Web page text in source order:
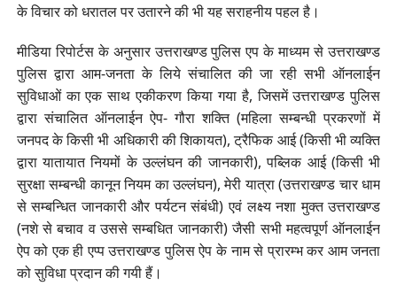
के विचार को धरातल पर उतारने की भी यह सराहनीय पहल है।
मीडिया रिपोर्टस के अनुसार उत्तराखण्ड पुलिस एप के माध्यम से उत्तराखण्ड
पुलिस द्वारा आम-जनता के लिये संचालित की जा रही सभी ऑनलाईन
सुविधाओं का एक साथ एकीकरण किया गया है, जिसमें उत्तराखण्ड पुलिस
द्वारा संचालित ऑनलाईन ऐप- गौरा शक्ति (महिला सम्बन्धी प्रकरणों में
जनपद के किसी भी अधिकारी की शिकायत), ट्रैफिक आई (किसी भी व्यक्ति
द्वारा यातायात नियमों के उल्लंघन की जानकारी), पब्लिक आई (किसी भी
सुरक्षा सम्बन्धी कानून नियम का उल्लंघन), मेरी यात्रा (उत्तराखण्ड चार धाम
से सम्बन्धित जानकारी और पर्यटन संबंधी) एवं लक्ष्य नशा मुक्त उत्तराखण्ड
(नशे से बचाव व उससे सम्बधित जानकारी) जैसी सभी महत्वपूर्ण ऑनलाईन
ऐप को एक ही एप्प उत्तराखण्ड पुलिस ऐप के नाम से प्रारम्भ कर आम जनता
को सुविधा प्रदान की गयी हैं।